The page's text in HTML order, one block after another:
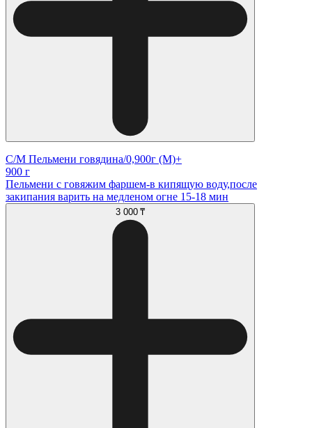
С/М Пельмени говядина/0,900г (М)+
900 г
Пельмени с говяжим фаршем-в кипящую воду,после
закипания варить на медленом огне 15-18 мин
3 000 ₸